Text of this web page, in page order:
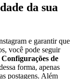
da sua
e ⁣garantir que
você pode seguir
Configurações⁤ de
‌forma,⁤ apenas
postagens. Além​